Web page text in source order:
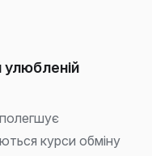
улюбленій
курси обміну